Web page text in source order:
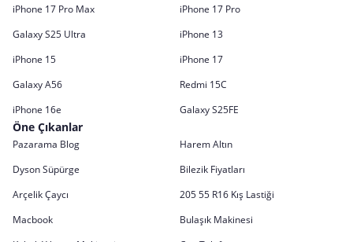
iPhone 17 Pro Max
iPhone 17 Pro
Galaxy S25 Ultra
iPhone 13
iPhone 15
iPhone 17
Galaxy A56
Redmi 15C
iPhone 16e
Galaxy S25FE
Öne Çıkanlar
Pazarama Blog
Harem Altın
Dyson Süpürge
Bilezik Fiyatları
Arçelik Çaycı
205 55 R16 Kış Lastiği
Macbook
Bulaşık Makinesi